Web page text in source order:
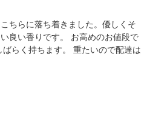
ちらに落ち着きました。優しくそ
良い香りです。 お高めのお値段で
らく持ちます。 重たいので配達は